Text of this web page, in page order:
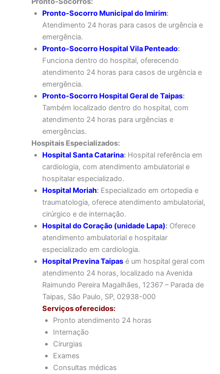
Pronto-Socorro Municipal do Imirim:
Atendimento 24 horas para casos de urgência e
emergência.
Pronto-Socorro Hospital Vila Penteado:
Funciona dentro do hospital, oferecendo
atendimento 24 horas para casos de urgência e
emergência.
Pronto-Socorro Hospital Geral de Taipas:
Também localizado dentro do hospital, com
atendimento 24 horas para urgências e
emergências.
Hospitais Especializados:
Hospital Santa Catarina:Hospital referência em
cardiologia, com atendimento ambulatorial e
hospitalar especializado.
Hospital Moriah:Especializado em ortopedia e
traumatologia, oferece atendimento ambulatorial,
cirúrgico e de internação.
Hospital do Coração (unidade Lapa):Oferece
atendimento ambulatorial e hospitalar
especializado em cardiologia.
Hospital Previna Taipasé um hospital geral com
atendimento 24 horas, localizado na Avenida
Raimundo Pereira Magalhães, 12367 – Parada de
Taipas, São Paulo, SP, 02938-000
Serviços oferecidos:
Pronto atendimento 24 horas
Internação
Cirurgias
Exames
Consultas médicas